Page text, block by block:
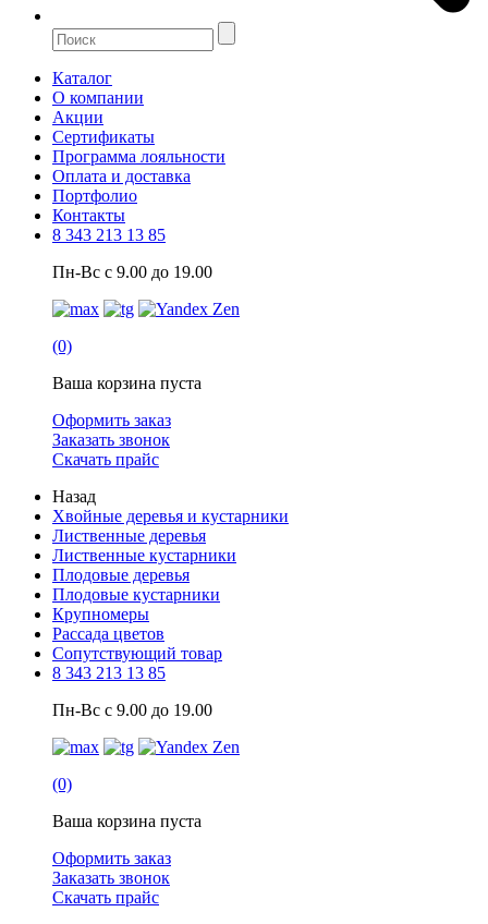
Каталог
О компании
Акции
Сертификаты
Программа лояльности
Оплата и доставка
Портфолио
Контакты
8 343 213 13 85
Пн-Вс с 9.00 до 19.00
(0)
Ваша корзина пуста
Оформить заказ
Заказать звонок
Скачать прайс
Назад
Хвойные деревья и кустарники
Лиственные деревья
Лиственные кустарники
Плодовые деревья
Плодовые кустарники
Крупномеры
Рассада цветов
Сопутствующий товар
8 343 213 13 85
Пн-Вс с 9.00 до 19.00
(0)
Ваша корзина пуста
Оформить заказ
Заказать звонок
Скачать прайс